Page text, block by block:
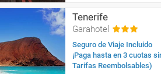
Tenerife
Garahotel
Seguro de Viaje Incluido
¡Paga hasta en 3 cuotas
Tarifas Reembolsables)